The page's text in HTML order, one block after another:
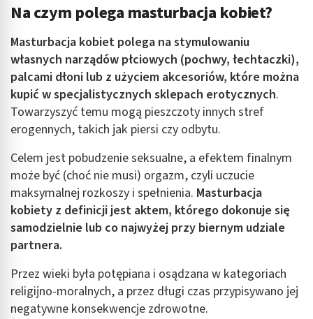
Na czym polega masturbacja kobiet?
Masturbacja kobiet polega na stymulowaniu
własnych narządów płciowych (pochwy, łechtaczki),
palcami dłoni lub z użyciem akcesoriów, które można
kupić w specjalistycznych sklepach erotycznych.
Towarzyszyć temu mogą pieszczoty innych stref
erogennych, takich jak piersi czy odbytu.
Celem jest pobudzenie seksualne, a efektem finalnym
może być (choć nie musi) orgazm, czyli uczucie
maksymalnej rozkoszy i spełnienia. Masturbacja
kobiety z definicji jest aktem, którego dokonuje się
samodzielnie lub co najwyżej przy biernym udziale
partnera.
Przez wieki była potępiana i osądzana w kategoriach
religijno-moralnych, a przez długi czas przypisywano jej
negatywne konsekwencje zdrowotne.